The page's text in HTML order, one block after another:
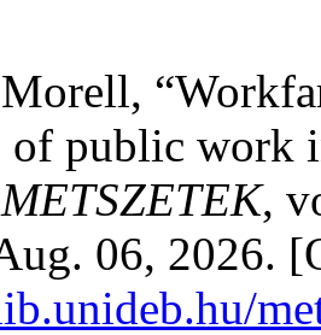
public work
METSZETEK,
06, 2026.